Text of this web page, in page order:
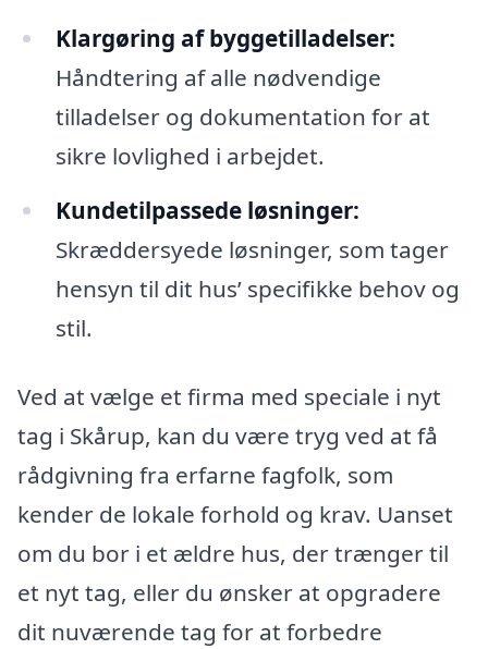
Klargøring af byggetilladelser:
Håndtering af alle nødvendige
tilladelser og dokumentation for at
sikre lovlighed i arbejdet.
Kundetilpassede løsninger:
Skræddersyede løsninger, som tager
hensyn til dit hus’ specifikke behov og
stil.
Ved at vælge et firma med speciale i nyt
tag i Skårup, kan du være tryg ved at få
rådgivning fra erfarne fagfolk, som
kender de lokale forhold og krav. Uanset
om du bor i et ældre hus, der trænger til
et nyt tag, eller du ønsker at opgradere
dit nuværende tag for at forbedre